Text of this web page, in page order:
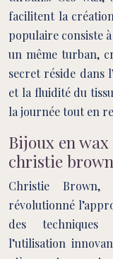
facilitent la
populaire consiste
un même turban,
secret réside dans
et la fluidité du
la journée tout en
Bijoux en
christie brown
Christie
révolutionné
des techniques
l’utilisation